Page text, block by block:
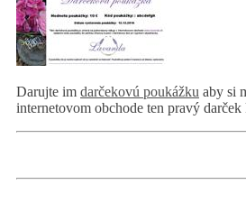
Darujte im darčekovú poukážku aby si
internetovom obchode ten pravý